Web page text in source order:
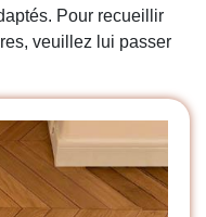
Pour recueillir
veuillez lui passer